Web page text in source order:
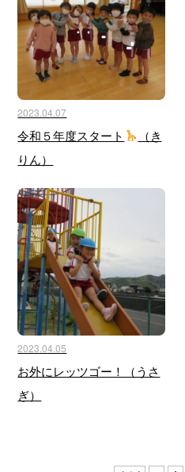
2023.04.07
令和５年度スタート
（き
りん）
2023.04.05
お外にレッツゴー！（うさ
ぎ）